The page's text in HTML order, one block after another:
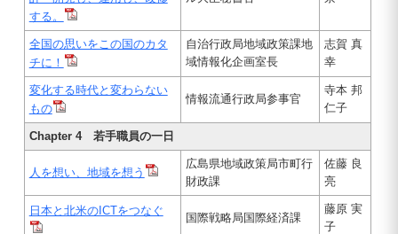
する。
全国の思いをこの国のカタ
チに！
自治行政局地域政策課地
域情報化企画室長
志賀 真
幸
変化する時代と変わらない
もの
情報流通行政局参事官
寺本 邦
仁子
Chapter 4 若手職員の一日
人を想い、地域を想う
広島県地域政策局市町行
財政課
佐藤 良
亮
日本と北米のICTをつなぐ
国際戦略局国際経済課
藤原 実
子